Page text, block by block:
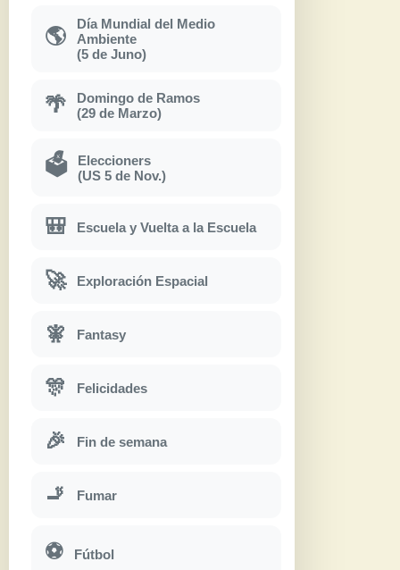
🌎
Día Mundial del Medio
Ambiente
(5 de Juno)
🌴
Domingo de Ramos
(29 de Marzo)
🗳
Eleccioners
(US 5 de Nov.)
🎒 Escuela y Vuelta a la Escuela
🚀 Exploración Espacial
🧚 Fantasy
🎊 Felicidades
🎉 Fin de semana
🚬 Fumar
⚽ Fútbol